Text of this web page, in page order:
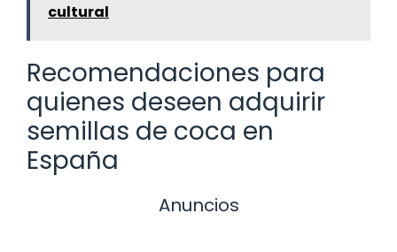
cultural
Recomendaciones para
quienes deseen adquirir
semillas de coca en
España
Anuncios